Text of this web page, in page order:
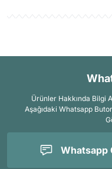
Ürünler Hakkında Bilgi
Aşağıdaki Whatsapp
Whatsapp